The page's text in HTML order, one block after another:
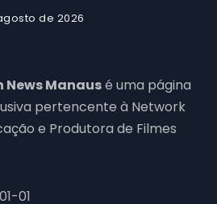
de 2026
News Manausé uma página
pertencente à Network
e Produtora de Filmes
01